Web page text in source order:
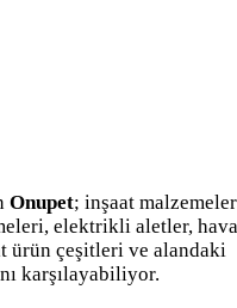
Onupet; inşaat
elektrikli aletler,
ürün çeşitleri ve alandaki
karşılayabiliyor.